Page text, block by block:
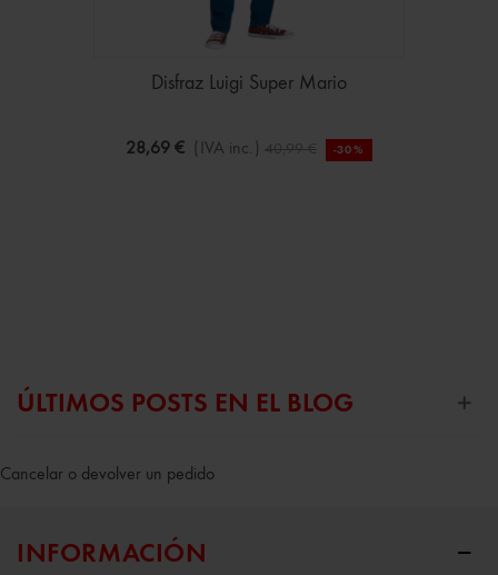
Disfraz Luigi Super Mario
28,69 € (IVA inc.) 40,99 € -30%
ÚLTIMOS POSTS EN EL BLOG
Cancelar o devolver un pedido
INFORMACIÓN